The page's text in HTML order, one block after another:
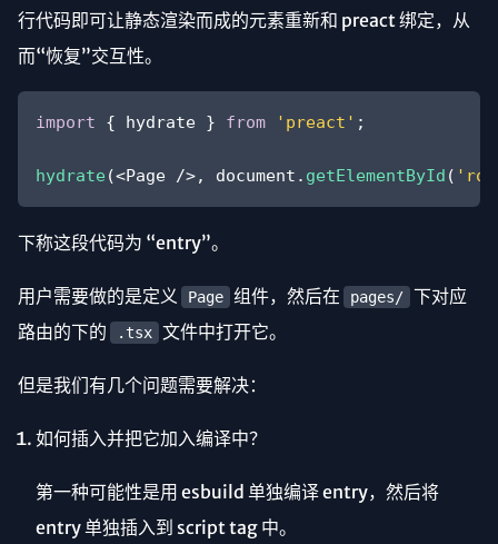
行代码即可让静态渲染而成的元素重新和 preact 绑定，从
而“恢复”交互性。
import { hydrate } from 'preact' ;
hydrate (<Page />, document . getElementById (
下称这段代码为 “entry”。
用户需要做的是定义 Page 组件，然后在 pages/ 下对应
路由的下的
.tsx 文件中打开它。
但是我们有几个问题需要解决：
如何插入并把它加入编译中？
第一种可能性是用 esbuild 单独编译 entry，然后将
entry 单独插入到 script tag 中。